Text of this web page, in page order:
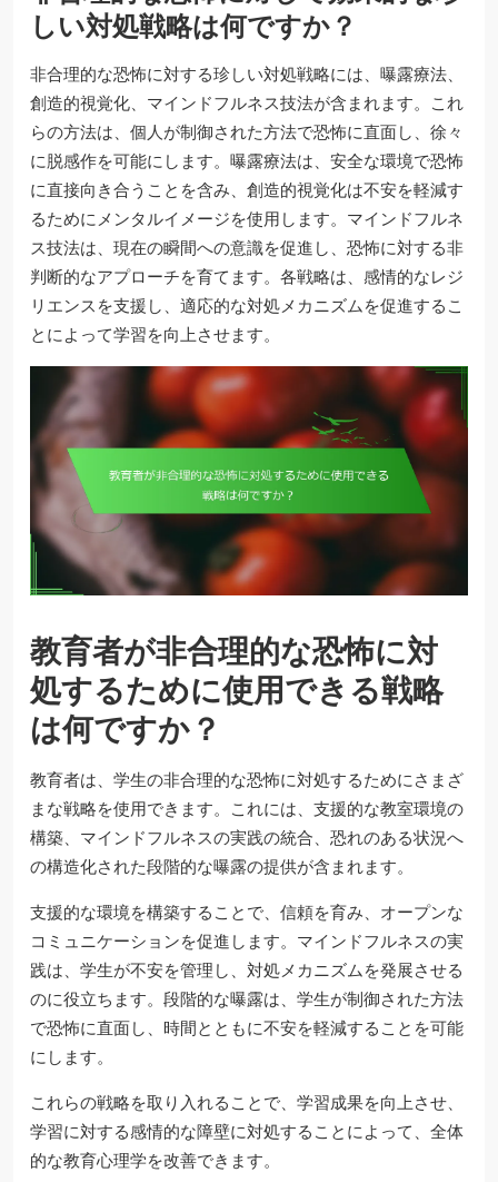
しい対処戦略は何ですか？
非合理的な恐怖に対する珍しい対処戦略には、曝露療法、
創造的視覚化、マインドフルネス技法が含まれます。これ
らの方法は、個人が制御された方法で恐怖に直面し、徐々
に脱感作を可能にします。曝露療法は、安全な環境で恐怖
に直接向き合うことを含み、創造的視覚化は不安を軽減す
るためにメンタルイメージを使用します。マインドフルネ
ス技法は、現在の瞬間への意識を促進し、恐怖に対する非
判断的なアプローチを育てます。各戦略は、感情的なレジ
リエンスを支援し、適応的な対処メカニズムを促進するこ
とによって学習を向上させます。
教育者が非合理的な恐怖に対
処するために使用できる戦略
は何ですか？
教育者は、学生の非合理的な恐怖に対処するためにさまざ
まな戦略を使用できます。これには、支援的な教室環境の
構築、マインドフルネスの実践の統合、恐れのある状況へ
の構造化された段階的な曝露の提供が含まれます。
支援的な環境を構築することで、信頼を育み、オープンな
コミュニケーションを促進します。マインドフルネスの実
践は、学生が不安を管理し、対処メカニズムを発展させる
のに役立ちます。段階的な曝露は、学生が制御された方法
で恐怖に直面し、時間とともに不安を軽減することを可能
にします。
これらの戦略を取り入れることで、学習成果を向上させ、
学習に対する感情的な障壁に対処することによって、全体
的な教育心理学を改善できます。